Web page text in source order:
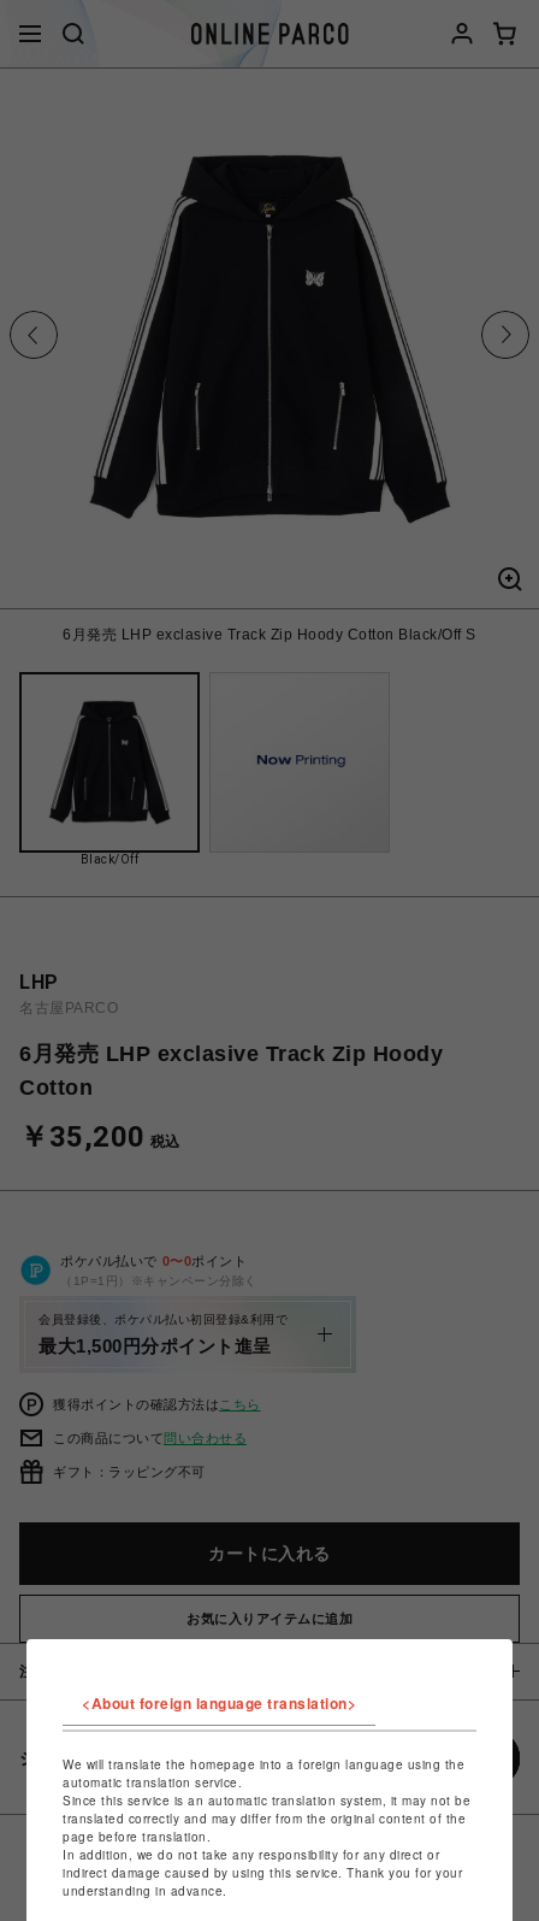
6月発売 LHP exclasive Track Zip Hoody Cotton Black/Off S
Black/Off
LHP
名古屋PARCO
6月発売 LHP exclasive Track Zip Hoody
Cotton
￥35,200 税込
ポケパル払いで 0〜0ポイント
（1P=1円）※キャンペーン分除く
会員登録後、ポケパル払い初回登録&利用で
最大1,500円分ポイント進呈
獲得ポイントの確認方法は こちら
この商品について問い合わせる
ギフト：ラッピング不可
カートに入れる
お気に入りアイテムに追加
注意事項
シェアする
<About foreign language translation>
We will translate the homepage into a foreign language using the
automatic translation service.
Since this service is an automatic translation system, it may not be
translated correctly and may differ from the original content of the
page before translation.
In addition, we do not take any responsibility for any direct or
indirect damage caused by using this service. Thank you for your
understanding in advance.